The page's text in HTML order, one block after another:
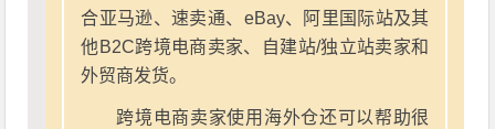
合亚马逊、速卖通、eBay、阿里国际站及其
他B2C跨境电商卖家、自建站/独立站卖家和
外贸商发货。
跨境电商卖家使用海外仓还可以帮助很